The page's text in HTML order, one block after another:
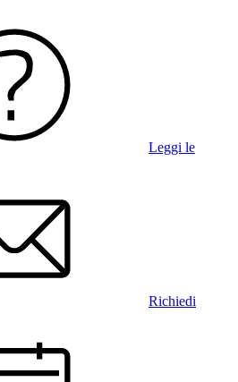
Leggi le
Richiedi